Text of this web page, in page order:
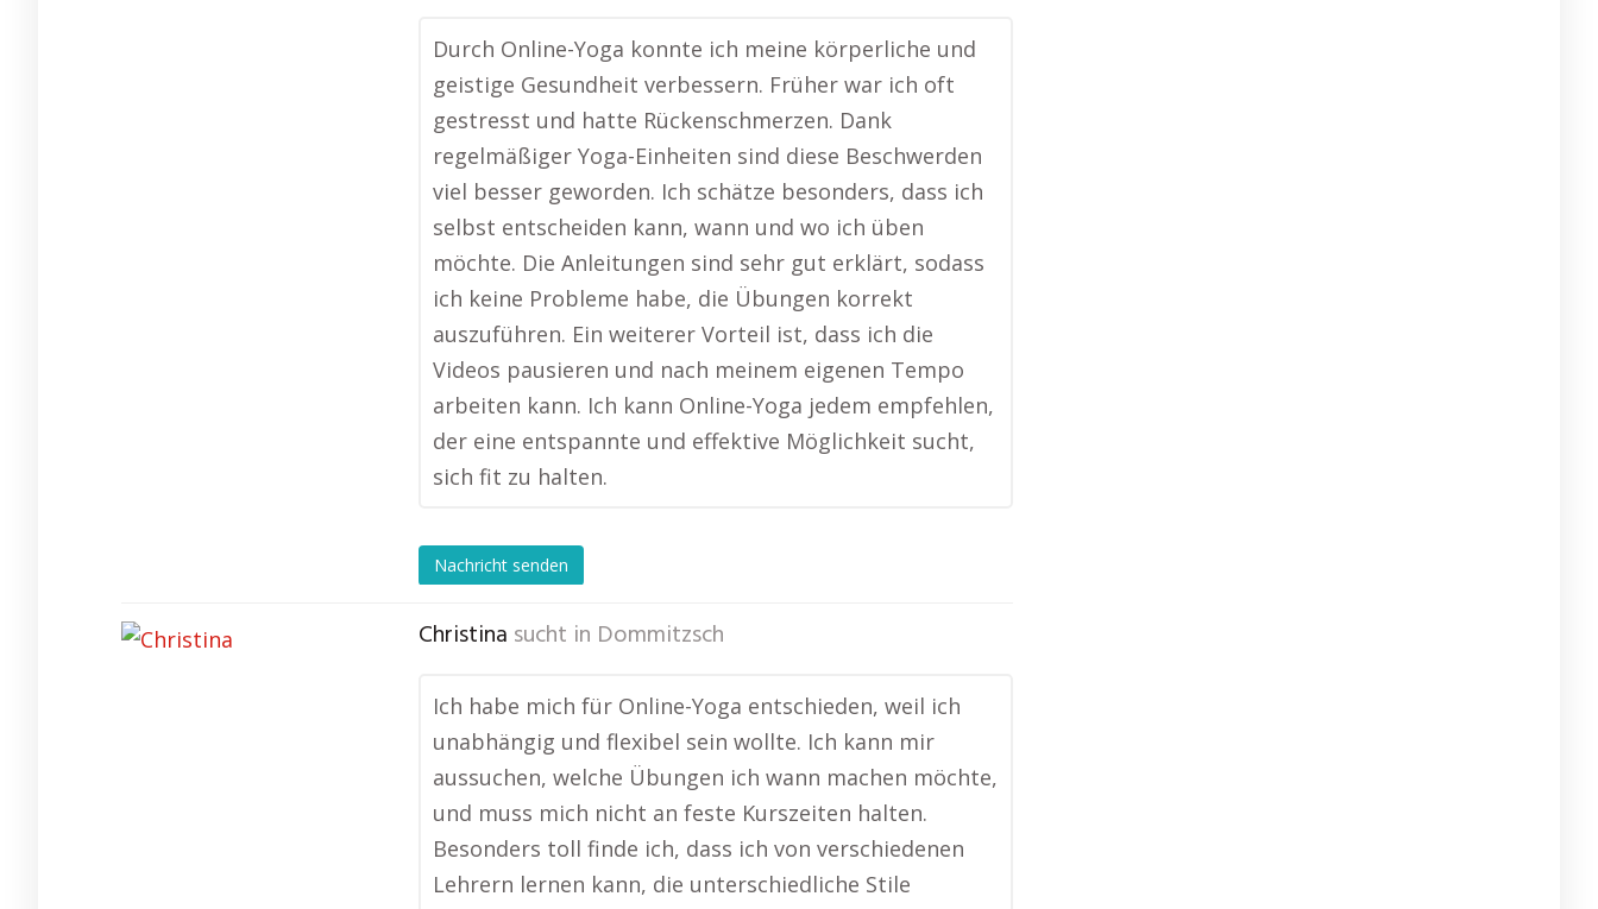
Durch Online-Yoga konnte ich meine körperliche und
geistige Gesundheit verbessern. Früher war ich oft
gestresst und hatte Rückenschmerzen. Dank
regelmäßiger Yoga-Einheiten sind diese Beschwerden
viel besser geworden. Ich schätze besonders, dass ich
selbst entscheiden kann, wann und wo ich üben
möchte. Die Anleitungen sind sehr gut erklärt, sodass
ich keine Probleme habe, die Übungen korrekt
auszuführen. Ein weiterer Vorteil ist, dass ich die
Videos pausieren und nach meinem eigenen Tempo
arbeiten kann. Ich kann Online-Yoga jedem empfehlen,
der eine entspannte und effektive Möglichkeit sucht,
sich fit zu halten.
Nachricht senden
Christina sucht in Dommitzsch
Ich habe mich für Online-Yoga entschieden, weil ich
unabhängig und flexibel sein wollte. Ich kann mir
aussuchen, welche Übungen ich wann machen möchte,
und muss mich nicht an feste Kurszeiten halten.
Besonders toll finde ich, dass ich von verschiedenen
Lehrern lernen kann, die unterschiedliche Stile